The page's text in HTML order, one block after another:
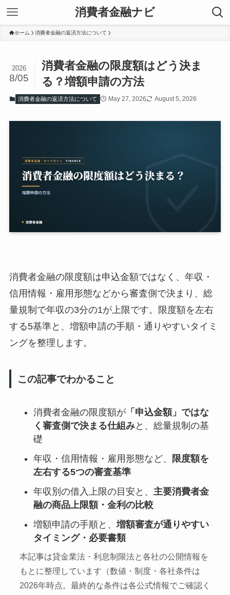
消費者金融ナビ
ホーム 消費者金融の返済方法について
消費者金融の限度額はどう決ま
る？増額申請の方法
2026
8/05
消費者金融の返済方法について May 27, 2026 August 5, 2026
消費者金融の限度額は申込金額ではなく、年収・
信用情報・雇用形態などから審査側で決まり、総
量規制で年収の3分の1が上限です。限度額を左右
する5基準と、増額申請の手順・通りやすいタイミ
ングを整理します。
この記事でわかること
消費者金融の限度額が「申込金額」ではな
く審査側で決まる仕組みと、総量規制の基
礎
年収・信用情報・雇用形態など、
限度額を
左右する5つの審査基準
年収別の借入上限の目安と、 主要消費者金
融の商品上限額・金利の比較
増額申請の手順と、 増額審査が通りやすい
タイミング・必要書類
本記事は貸金業法・利息制限法と各社の公開情報を
もとに整理しています（数値・制度・各社条件は
2026年時点。最終的な条件は各公式情報でご確認く